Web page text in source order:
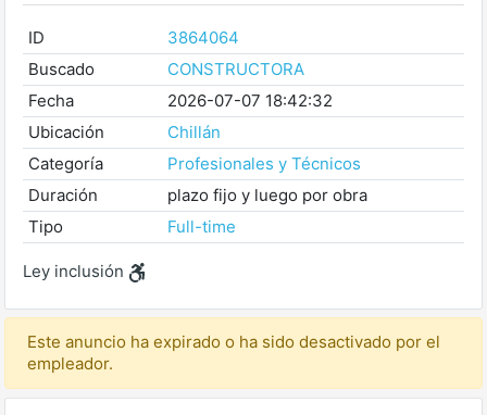
ID
3864064
Buscado
CONSTRUCTORA
Fecha
2026-07-07 18:42:32
Ubicación
Chillán
Categoría
Profesionales y Técnicos
Duración
plazo fijo y luego por obra
Tipo
Full-time
Ley inclusión
Este anuncio ha expirado o ha sido desactivado por el
empleador.